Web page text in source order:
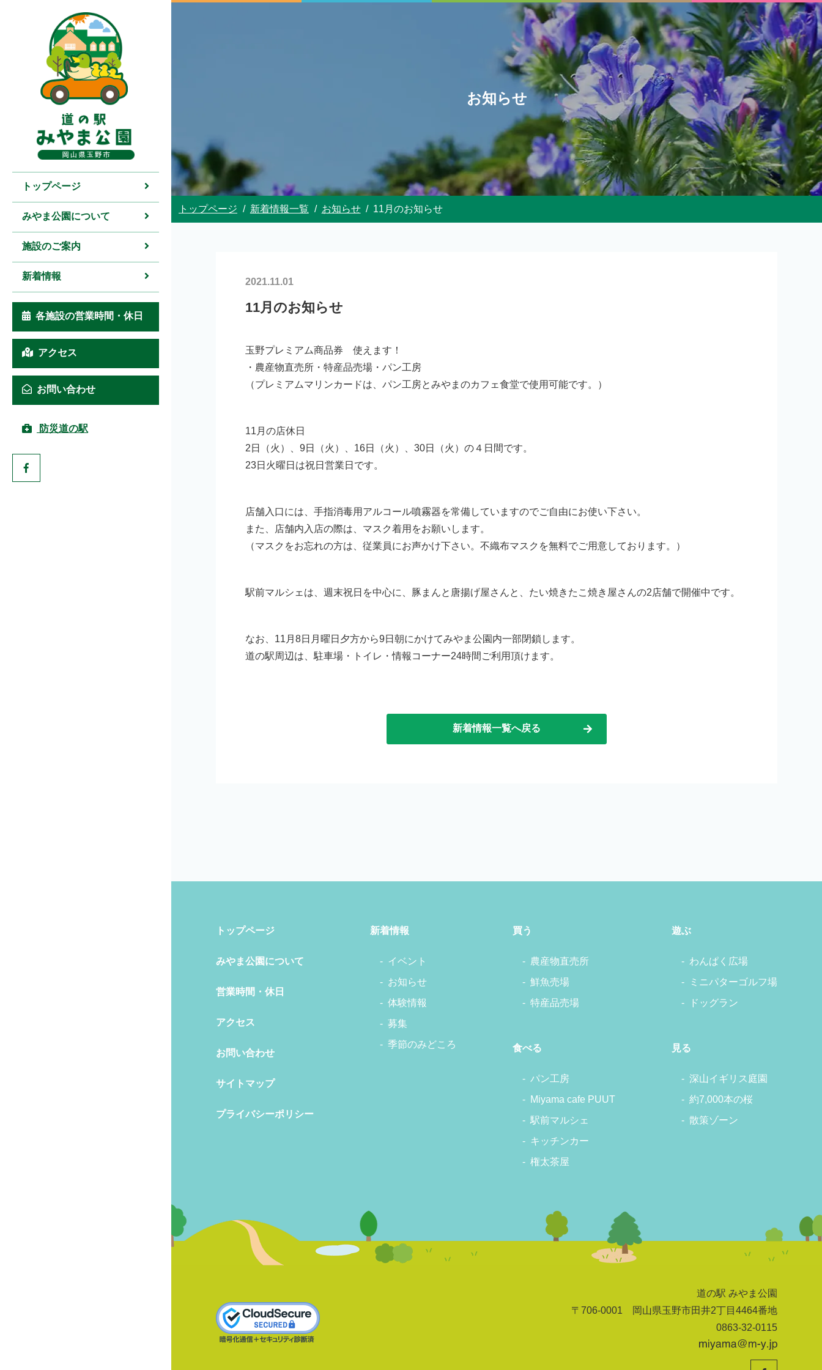
トップページ
みやま公園について
施設のご案内
新着情報
各施設の営業時間・休日
アクセス
お問い合わせ
防災道の駅
お知らせ
トップページ 新着情報一覧 お知らせ 11月のお知らせ
2021.11.01
11月のお知らせ
玉野プレミアム商品券 使えます！
・農産物直売所・特産品売場・パン工房
（プレミアムマリンカードは、パン工房とみやまのカフェ食堂で使用可能です。）
11月の店休日
2日（火）、9日（火）、16日（火）、30日（火）の４日間です。
23日火曜日は祝日営業日です。
店舗入口には、手指消毒用アルコール噴霧器を常備していますのでご自由にお使い下さい。
また、店舗内入店の際は、マスク着用をお願いします。
（マスクをお忘れの方は、従業員にお声かけ下さい。不織布マスクを無料でご用意しております。）
駅前マルシェは、週末祝日を中心に、豚まんと唐揚げ屋さんと、たい焼きたこ焼き屋さんの2店舗で開催中です。
なお、11月8日月曜日夕方から9日朝にかけてみやま公園内一部閉鎖します。
道の駅周辺は、駐車場・トイレ・情報コーナー24時間ご利用頂けます。
新着情報一覧へ戻る
トップページ
みやま公園について
営業時間・休日
アクセス
お問い合わせ
サイトマップ
プライバシーポリシー
新着情報
イベント
お知らせ
体験情報
募集
季節のみどころ
買う
農産物直売所
鮮魚売場
特産品売場
食べる
パン工房
Miyama cafe PUUT
駅前マルシェ
キッチンカー
権太茶屋
遊ぶ
わんぱく広場
ミニパターゴルフ場
ドッグラン
見る
深山イギリス庭園
約7,000本の桜
散策ゾーン
道の駅 みやま公園
〒706-0001 岡山県玉野市田井2丁目4464番地
0863-32-0115